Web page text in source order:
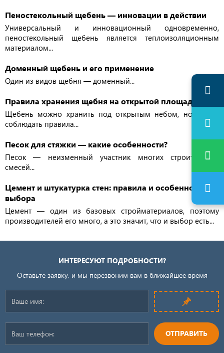
Пеностекольный щебень — инновации в действии
Универсальный и инновационный одновременно,
пеностекольный щебень является теплоизоляционным
материалом...
Доменный щебень и его применение
Один из видов щебня — доменный...
Правила хранения щебня на открытой площадке
Щебень можно хранить под открытым небом, но важно
соблюдать правила...
Песок для стяжки — какие особенности?
Песок — неизменный участник многих строительных
смесей...
Цемент и штукатурка стен: правила и особенности
выбора
Цемент — один из базовых стройматериалов, поэтому
производителей его много, а это значит, что и выбор есть...
ИНТЕРЕСУЮТ ПОДРОБНОСТИ?
Оставьте заявку, и мы перезвоним вам в ближайшее время
ОТПРАВИТЬ